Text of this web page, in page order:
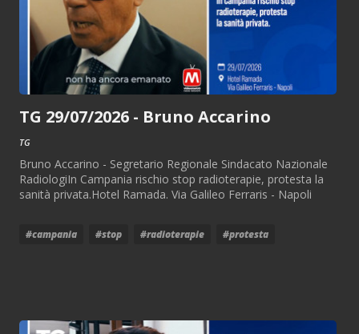
TG 29/07/2026 - Bruno Accarino
TG
Bruno Accarino - Segretario Regionale Sindacato Nazionale
RadiologiIn Campania rischio stop radioterapie, protesta la
sanità privata.Hotel Ramada. Via Galileo Ferraris - Napoli
#campania #stop #radioterapie #protesta